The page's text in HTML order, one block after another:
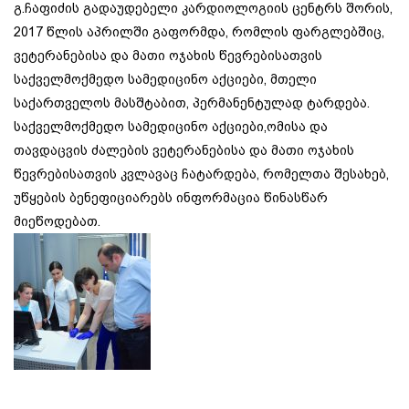
გ.ჩაფიძის გადაუდებელი კარდიოლოგიის ცენტრს შორის,
2017 წლის აპრილში გაფორმდა, რომლის ფარგლებშიც,
ვეტერანებისა და მათი ოჯახის წევრებისათვის
საქველმოქმედო სამედიცინო აქციები, მთელი
საქართველოს მასშტაბით, პერმანენტულად ტარდება.
საქველმოქმედო სამედიცინო აქციები,ომისა და
თავდაცვის ძალების ვეტერანებისა და მათი ოჯახის
წევრებისათვის კვლავაც ჩატარდება, რომელთა შესახებ,
უწყების ბენეფიციარებს ინფორმაცია წინასწარ
მიეწოდებათ.